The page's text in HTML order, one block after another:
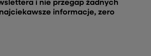
i nie przegap żadnych
informacje, zero